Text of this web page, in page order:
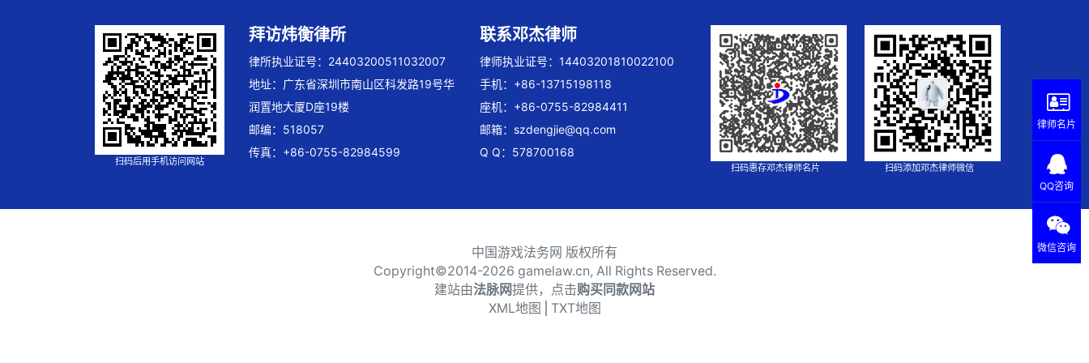
扫码后用手机访问网站
拜访炜衡律所
律所执业证号：24403200511032007
地址：广东省深圳市南山区科发路19号华
润置地大厦D座19楼
邮编：518057
传真：+86-0755-82984599
联系邓杰律师
律师执业证号：14403201810022100
手机：+86-13715198118
座机：+86-0755-82984411
邮箱： szdengjie@qq.com
Q Q：578700168
扫码惠存邓杰律师名片 扫码添加邓杰律师微信
中国游戏法务网 版权所有
Copyright©2014-2026 gamelaw.cn, All Rights Reserved.
建站由法脉网提供，点击购买同款网站
XML地图
TXT地图
律师名片
QQ咨询
微信咨询